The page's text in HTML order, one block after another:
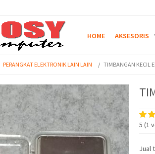
HOME AKSESORIS
PERANGKAT ELEKTRONIK LAIN LAIN / TIMBANGAN KECIL
5 (1
Jual